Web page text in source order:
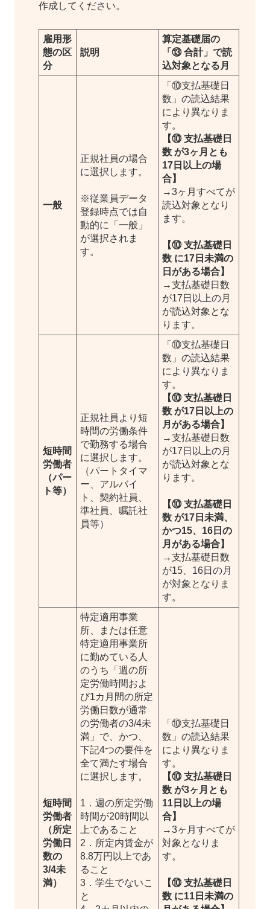
作成してください。
雇用形
態の区
分
説明
算定基礎届の
「⑬ 合計」で読
込対象となる月
一般
正規社員の場合
に選択します。
※従業員データ
登録時点では自
動的に「一般」
が選択されま
す。
「⑩支払基礎日
数」の読込結果
により異なりま
す。
【⑩ 支払基礎日
数 が3ヶ月とも
17日以上の場
合】
→3ヶ月すべてが
読込対象となり
ます。
【⑩ 支払基礎日
数 に17日未満の
日がある場合】
→支払基礎日数
が17日以上の月
が読込対象とな
ります。
短時間
労働者
（パー
ト等）
正規社員より短
時間の労働条件
で勤務する場合
に選択します。
（パートタイマ
ー、アルバイ
ト、契約社員、
準社員、嘱託社
員等）
「⑩支払基礎日
数」の読込結果
により異なりま
す。
【⑩ 支払基礎日
数 が17日以上の
月がある場合】
→支払基礎日数
が17日以上の月
が読込対象とな
ります。
【⑩ 支払基礎日
数 が17日未満、
かつ15、16日の
月がある場合】
→支払基礎日数
が15、16日の月
が対象となりま
す。
短時間
労働者
（所定
労働日
数の
3/4未
満）
特定適用事業
所、または任意
特定適用事業所
に勤めている人
のうち「週の所
定労働時間およ
び1カ月間の所定
労働日数が通常
の労働者の3/4未
満」で、かつ、
下記4つの要件を
全て満たす場合
に選択します。
1．週の所定労働
時間が20時間以
上であること
2．所定内賃金が
8.8万円以上であ
ること
3．学生でないこ
と
「⑩支払基礎日
数」の読込結果
により異なりま
す。
【⑩ 支払基礎日
数 が3ヶ月とも
11日以上の場
合】
→3ヶ月すべてが
対象となりま
す。
【⑩ 支払基礎日
数 に11日未満の